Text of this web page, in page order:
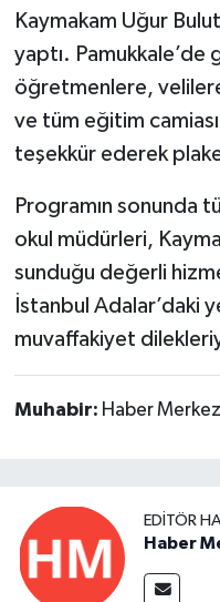
Kaymakam Uğur
yaptı. Pamukkale’de
öğretmenlere,
ve tüm eğitim
teşekkür ederek
Programın sonunda
okul müdürleri,
sunduğu değerli
İstanbul Adalar’daki
muvaffakiyet
Muhabir: Haber
EDITÖR
Haber